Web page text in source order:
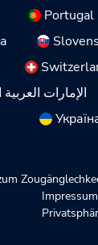
Portugal
الإمارات
Impressum
Privatsphär